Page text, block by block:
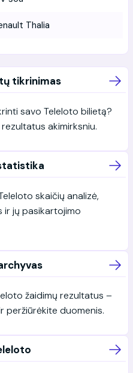
Thalia
tikrinimas
savo Teleloto bilietą?
akimirksniu.
skaičių analizė,
ir jų pasikartojimo
žaidimų rezultatus –
peržiūrėkite duomenis.